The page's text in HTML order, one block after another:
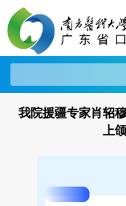
我院援疆专家肖轺
上